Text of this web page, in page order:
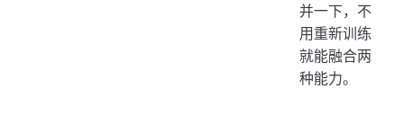
并一下，不
用重新训练
就能融合两
种能力。